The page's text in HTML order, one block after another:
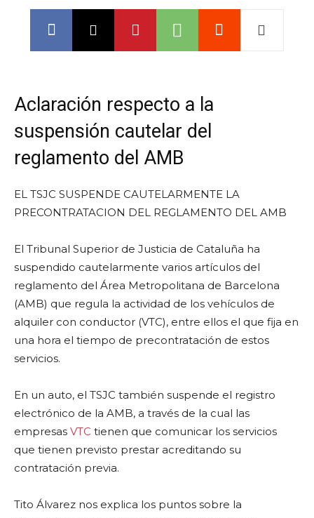
Aclaración respecto a la
suspensión cautelar del
reglamento del AMB
EL TSJC SUSPENDE CAUTELARMENTE LA
PRECONTRATACION DEL REGLAMENTO DEL AMB
El Tribunal Superior de Justicia de Cataluña ha
suspendido cautelarmente varios artículos del
reglamento del Área Metropolitana de Barcelona
(AMB) que regula la actividad de los vehículos de
alquiler con conductor (VTC), entre ellos el que fija en
una hora el tiempo de precontratación de estos
servicios.
En un auto, el TSJC también suspende el registro
electrónico de la AMB, a través de la cual las
empresas VTC tienen que comunicar los servicios
que tienen previsto prestar acreditando su
contratación previa.
Tito Álvarez nos explica los puntos sobre la